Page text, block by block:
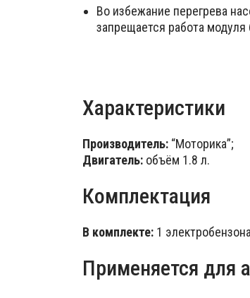
Во избежание перегрева
запрещается работа модуля
Характеристики
Производитель: “Моторика”;
Двигатель: объём 1.8 л.
Комплектация
В комплекте: 1
Применяется для